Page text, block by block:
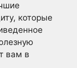
которые
вам в